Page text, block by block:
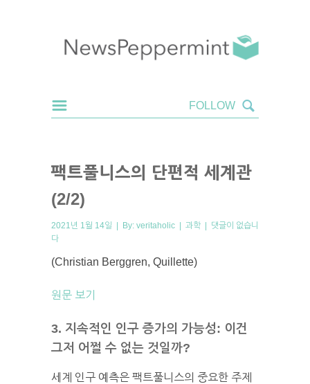
팩트풀니스의 단편적 세계관
(2/2)
2021년 1월 14일 | By: veritaholic | 과학 | 댓글이 없습니
다
(Christian Berggren, Quillette)
원문 보기
3. 지속적인 인구 증가의 가능성: 이건
그저 어쩔 수 없는 것일까?
세계 인구 예측은 팩트풀니스의 중요한 주제